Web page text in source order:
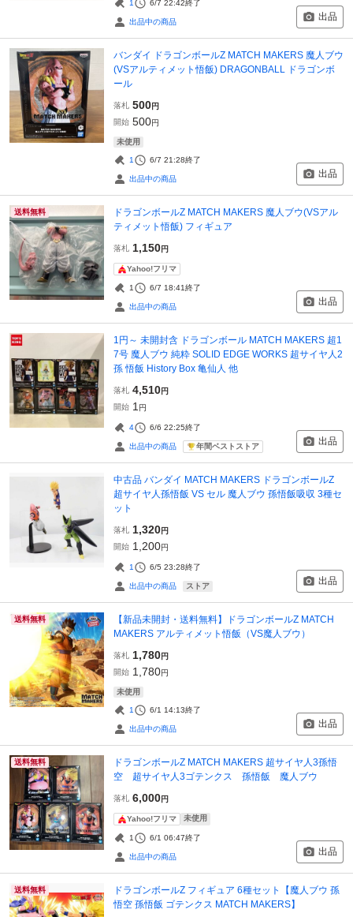
1 6/7 22:42終了
出品中の商品 出品
バンダイ ドラゴンボールZ MATCH MAKERS 魔人ブウ
(VSアルティメット悟飯) DRAGONBALL ドラゴンボ
ール
落札 500円
開始 500円
未使用
1 6/7 21:28終了
出品中の商品 出品
送料無料
ドラゴンボールZ MATCH MAKERS 魔人ブウ(VSアル
ティメット悟飯) フィギュア
落札 1,150円
Yahoo!フリマ
1 6/7 18:41終了
出品中の商品 出品
1円～ 未開封含 ドラゴンボール MATCH MAKERS 超1
7号 魔人ブウ 純粋 SOLID EDGE WORKS 超サイヤ人2
孫 悟飯 History Box 亀仙人 他
落札 4,510円
開始 1 円
4 6/6 22:25終了
出品中の商品 年間ベストストア 出品
中古品 バンダイ MATCH MAKERS ドラゴンボールZ
超サイヤ人孫悟飯 VS セル 魔人ブウ 孫悟飯吸収 3種セ
ット
落札 1,320円
開始 1,200円
1 6/5 23:28終了
出品中の商品 ストア 出品
送料無料
【新品未開封・送料無料】ドラゴンボールZ MATCH
MAKERS アルティメット悟飯（VS魔人ブウ）
落札 1,780円
開始 1,780円
未使用
1 6/1 14:13終了
出品中の商品 出品
送料無料
ドラゴンボールZ MATCH MAKERS 超サイヤ人3孫悟
空 超サイヤ人3ゴテンクス 孫悟飯 魔人ブウ
落札 6,000円
Yahoo!フリマ 未使用
1 6/1 06:47終了
出品中の商品 出品
送料無料
ドラゴンボールZ フィギュア 6種セット【魔人ブウ 孫
悟空 孫悟飯 ゴテンクス MATCH MAKERS】